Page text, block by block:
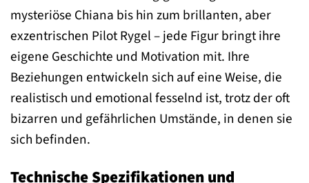
mysteriöse Chiana bis hin zum brillanten, aber
exzentrischen Pilot Rygel – jede Figur bringt ihre
eigene Geschichte und Motivation mit. Ihre
Beziehungen entwickeln sich auf eine Weise, die
realistisch und emotional fesselnd ist, trotz der oft
bizarren und gefährlichen Umstände, in denen sie
sich befinden.
Technische Spezifikationen und